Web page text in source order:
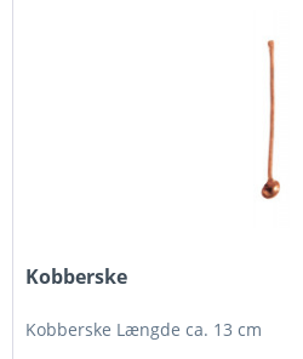
Kobberske
Kobberske Længde ca. 13 cm